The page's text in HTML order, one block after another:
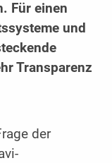
Für einen
und
Transparenz
der